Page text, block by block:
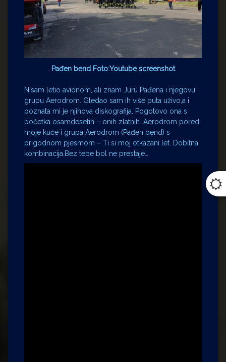
Pađen bend Foto:Youtube screenshot
Nisam letio avionom, ali znam Juru Pađena i njegovu
grupu Aerodrom. Gledao sam ih više puta uživo,a i
poznata mi je njihova diskografija. Pogotovo ona s
početka osamdesetih – onih zlatnih. Aerodrom pored
moje kuće i grupa Aerodrom (Pađen bend) s
prigodnom pjesmom – Ti si moj otkazani let. Dobitna
kombinacija.Bez tebe bol ne prestaje….